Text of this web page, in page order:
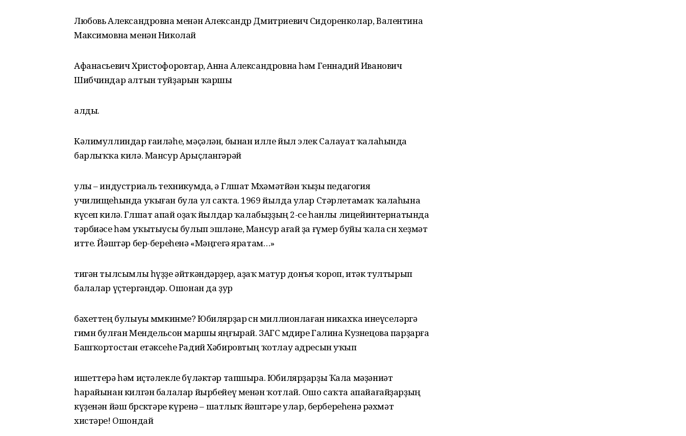
Любовь Александровна менән Александр Дмитриевич Сидоренколар, Валентина
Максимовна менән Николай
Афанасьевич Христофоровтар, Анна Александровна һәм Геннадий Иванович
Шибчиндар алтын туйҙарын ҡаршы
алды.
Кәлимуллиндар ғаиләһе, мәҫәлән, бынан илле йыл элек Салауат ҡалаһында
барлыҡҡа килә. Мансур Арыҫлангәрәй
улы – индустриаль техникумда, ә Гөлшат Мөхәмәтйән ҡыҙы педагогия
училищеһында уҡыған була ул саҡта. 1969 йылда улар Стәрлетамаҡ ҡалаһына
күсеп килә. Гөлшат апай оҙаҡ йылдар ҡалабыҙҙың 2-се һанлы лицейинтернатында
тәрбиәсе һәм уҡытыусы булып эшләне, Мансур ағай ҙа ғүмер буйы ҡала өсөн хеҙмәт
итте. Йәштәр бер-береһенә «Мәңгегә яратам…»
тигән тылсымлы һүҙҙе әйткәндәрҙер, аҙаҡ матур донъя ҡороп, итәк тултырып
балалар үҫтергәндәр. Ошонан да ҙур
бәхеттең булыуы мөмкинме? Юбилярҙар өсөн миллионлаған никахҡа инеүселәргә
гимн булған Мендельсон маршы яңғырай. ЗАГС мөдире Галина Кузнецова парҙарға
Башҡортостан етәксеһе Радий Хәбировтың ҡотлау адресын уҡып
ишеттерә һәм иҫтәлекле бүләктәр тапшыра. Юбилярҙарҙы Ҡала мәҙәниәт
һарайынан килгән балалар йырбейеү менән ҡотлай. Ошо саҡта апайағайҙарҙың
күҙенән йәш бөрсөктәре күренә – шатлыҡ йәштәре улар, бербереһенә рәхмәт
хистәре! Ошондай